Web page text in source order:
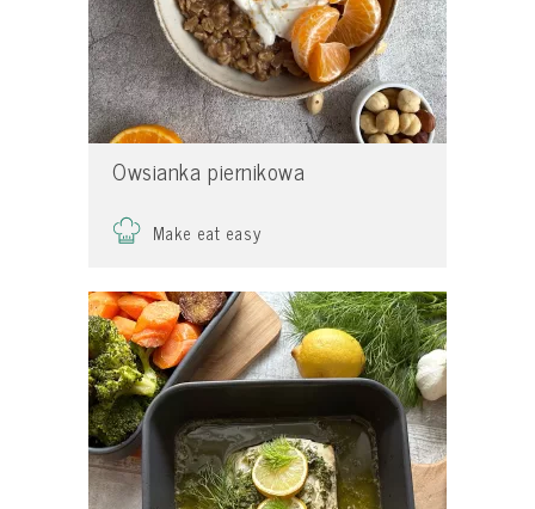
Owsianka piernikowa
Make eat easy